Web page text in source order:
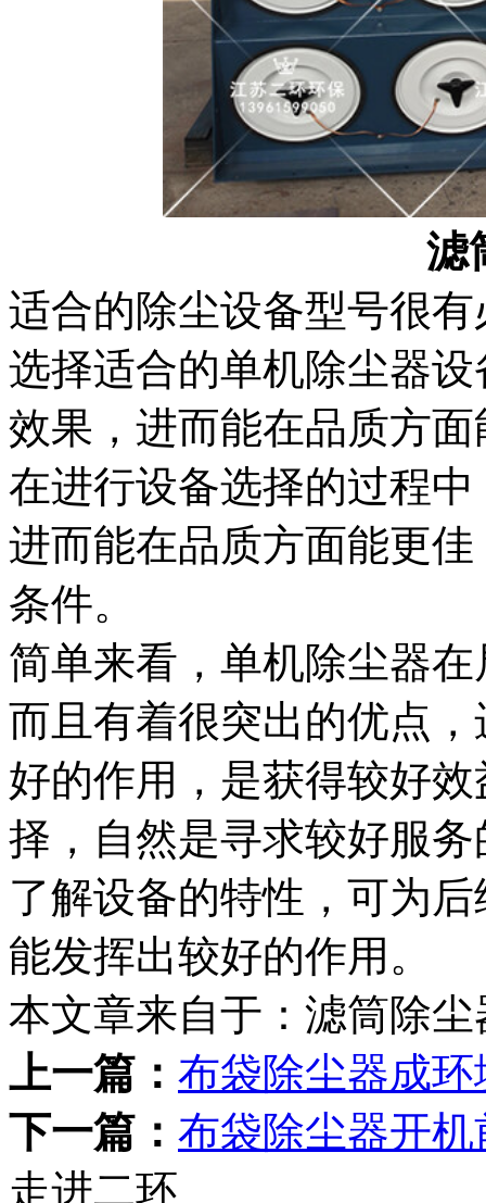
滤
适合的除尘设备型号很有
选择适合的单机除尘器
效果，进而能在品质方
在进行设备选择的过程
进而能在品质方面能更
条件。
简单来看，单机除尘器
而且有着很突出的优点
好的作用，是获得较好
择，自然是寻求较好服
了解设备的特性，可为
能发挥出较好的作用。
本文章来自于：滤筒除尘
上一篇： 布袋除尘器成环
下一篇： 布袋除尘器开
走进二环